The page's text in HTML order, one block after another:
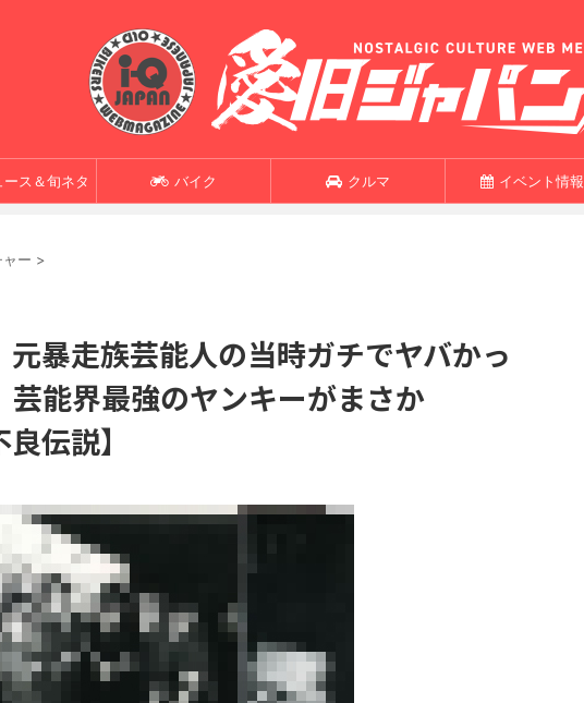
ース＆旬ネタ バイク クルマ イベント情報
ャー >
元暴走族芸能人の当時ガチでヤバかっ
芸能界最強のヤンキーがまさか
伝説】